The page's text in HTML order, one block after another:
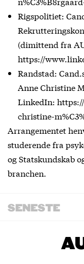
Rigspolitiet:
(dimittend fra
https://
Randstad:
Anne Christine
LinkedIn:
christine-
Arrangementet
studerende fra
og Statskundskab
branchen.
SENESTE